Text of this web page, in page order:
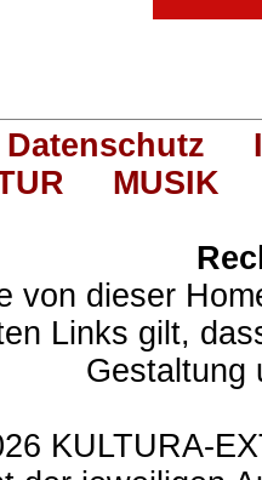
Datenschutz
MUSIK
von dieser
Links gilt,
Gestaltung
KULTURA-